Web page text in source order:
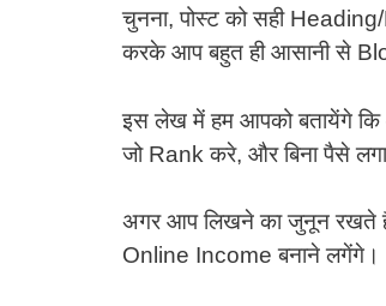
चुनना, पोस्ट को सही
करके आप बहुत ही आसानी से
इस लेख में हम आपको बतायेंगे
जो Rank करे, और बिना पैसे
अगर आप लिखने का जुनून रखते
Online Income बनाने लगेंगे।